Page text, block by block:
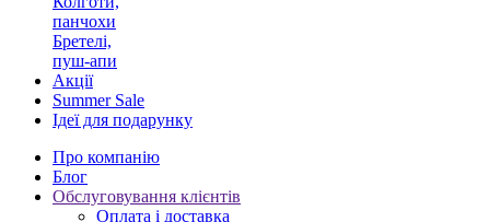
панчохи
Бретелі,
пуш-апи
Акції
Summer Sale
Ідеї для подарунку
Про компанію
Блог
Обслуговування клієнтів
Оплата і доставка